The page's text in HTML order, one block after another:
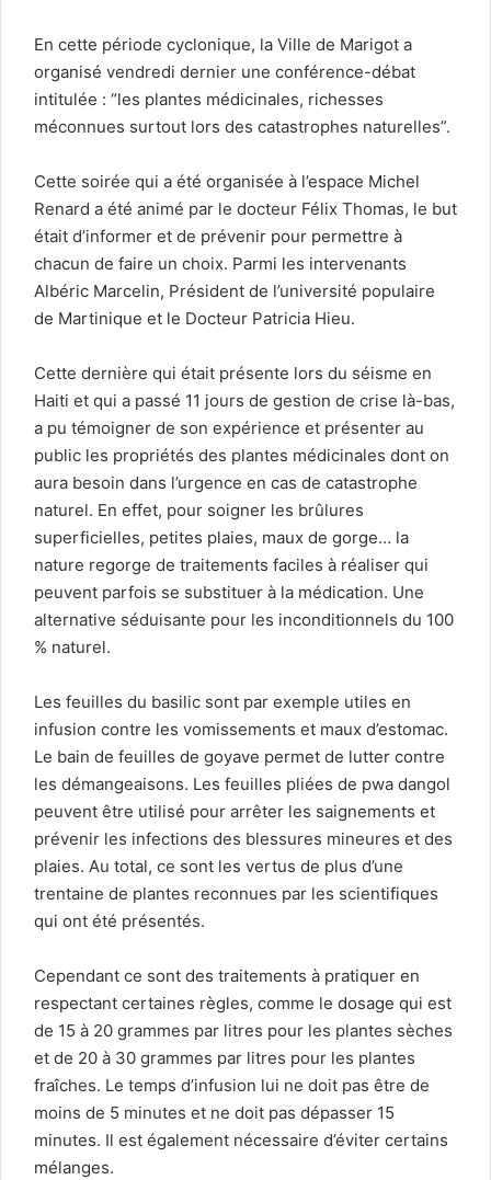
En cette période cyclonique, la Ville de Marigot a
organisé vendredi dernier une conférence-débat
intitulée : “les plantes médicinales, richesses
méconnues surtout lors des catastrophes naturelles”.
Cette soirée qui a été organisée à l’espace Michel
Renard a été animé par le docteur Félix Thomas, le but
était d’informer et de prévenir pour permettre à
chacun de faire un choix. Parmi les intervenants
Albéric Marcelin, Président de l’université populaire
de Martinique et le Docteur Patricia Hieu.
Cette dernière qui était présente lors du séisme en
Haiti et qui a passé 11 jours de gestion de crise là-bas,
a pu témoigner de son expérience et présenter au
public les propriétés des plantes médicinales dont on
aura besoin dans l’urgence en cas de catastrophe
naturel. En effet, pour soigner les brûlures
superficielles, petites plaies, maux de gorge… la
nature regorge de traitements faciles à réaliser qui
peuvent parfois se substituer à la médication. Une
alternative séduisante pour les inconditionnels du 100
% naturel.
Les feuilles du basilic sont par exemple utiles en
infusion contre les vomissements et maux d’estomac.
Le bain de feuilles de goyave permet de lutter contre
les démangeaisons. Les feuilles pliées de pwa dangol
peuvent être utilisé pour arrêter les saignements et
prévenir les infections des blessures mineures et des
plaies. Au total, ce sont les vertus de plus d’une
trentaine de plantes reconnues par les scientifiques
qui ont été présentés.
Cependant ce sont des traitements à pratiquer en
respectant certaines règles, comme le dosage qui est
de 15 à 20 grammes par litres pour les plantes sèches
et de 20 à 30 grammes par litres pour les plantes
fraîches. Le temps d’infusion lui ne doit pas être de
moins de 5 minutes et ne doit pas dépasser 15
minutes. Il est également nécessaire d’éviter certains
mélanges.